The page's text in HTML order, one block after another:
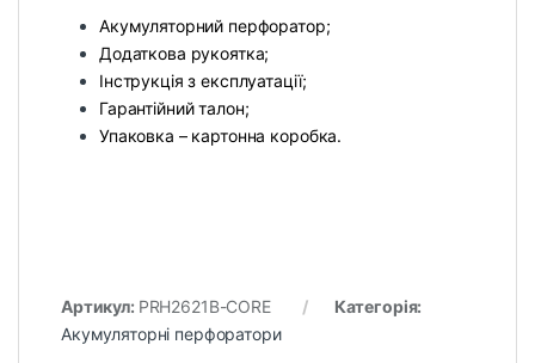
Акумуляторний перфоратор;
Додаткова рукоятка;
Інструкція з експлуатації;
Гарантійний талон;
Упаковка – картонна коробка.
Артикул: PRH2621B-CORE
Категорія:
Акумуляторні перфоратори